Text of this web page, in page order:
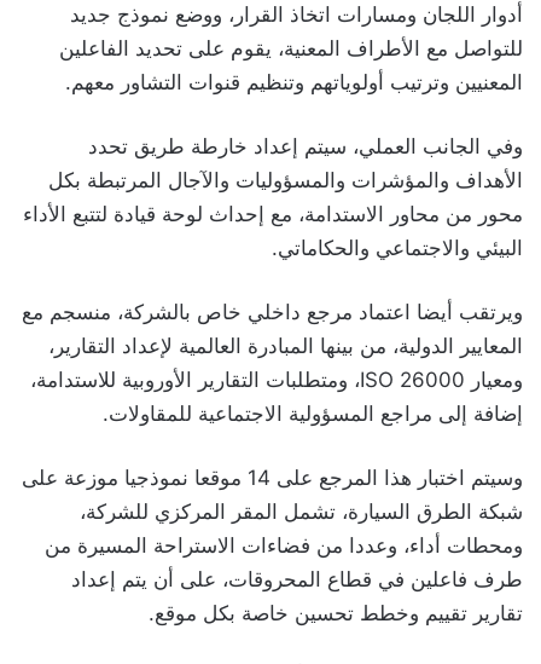
أدوار اللجان ومسارات اتخاذ القرار، ووضع نموذج جديد
للتواصل مع الأطراف المعنية، يقوم على تحديد الفاعلين
المعنيين وترتيب أولوياتهم وتنظيم قنوات التشاور معهم.
وفي الجانب العملي، سيتم إعداد خارطة طريق تحدد
الأهداف والمؤشرات والمسؤوليات والآجال المرتبطة بكل
محور من محاور الاستدامة، مع إحداث لوحة قيادة لتتبع الأداء
البيئي والاجتماعي والحكاماتي.
ويرتقب أيضا اعتماد مرجع داخلي خاص بالشركة، منسجم مع
المعايير الدولية، من بينها المبادرة العالمية لإعداد التقارير،
ومعيار ISO 26000، ومتطلبات التقارير الأوروبية للاستدامة،
إضافة إلى مراجع المسؤولية الاجتماعية للمقاولات.
وسيتم اختبار هذا المرجع على 14 موقعا نموذجيا موزعة على
شبكة الطرق السيارة، تشمل المقر المركزي للشركة،
ومحطات أداء، وعددا من فضاءات الاستراحة المسيرة من
طرف فاعلين في قطاع المحروقات، على أن يتم إعداد
تقارير تقييم وخطط تحسين خاصة بكل موقع.